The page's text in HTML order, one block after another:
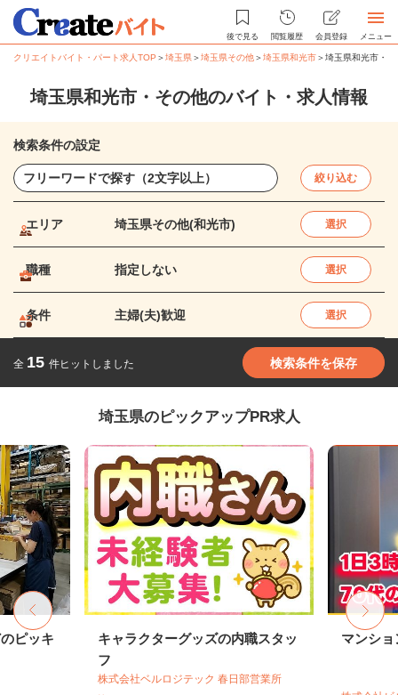
後で見る 閲覧履歴 会員登録 メニュー
クリエイトバイト・パート求人TOP ＞埼玉県＞埼玉県その他＞埼玉県和光市＞埼玉県和光市・
埼玉県和光市・その他のバイト・求人情報
検索条件の設定
絞り込む
エリア 埼玉県その他(和光市) 選択
職種 指定しない 選択
条件 主婦(夫)歓迎 選択
全 15 件ヒットしました 検索条件を保存
埼玉県のピックアップPR求人
ピッキ
キャラクターグッズの内職スタッ
フ
株式会社ベルロジテック 春日部営業所
マンシ